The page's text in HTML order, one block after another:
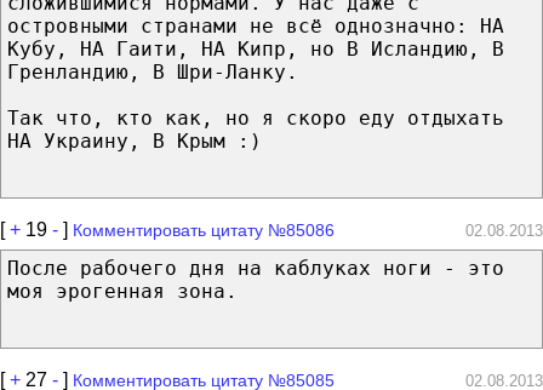
островными странами не всё однозначно: НА
Кубу, НА Гаити, НА Кипр, но В Исландию, В
Гренландию, В Шри-Ланку.
Так что, кто как, но я скоро еду отдыхать
НА Украину, В Крым :)
[+ 19 - ] Комментировать цитату №85086 02.08.2013
После рабочего дня на каблуках ноги - это
моя эрогенная зона.
[+ 27 - ] Комментировать цитату №85085 02.08.2013